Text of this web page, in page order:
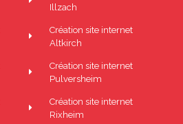
Illzach
Création site internet
Altkirch
Création site internet
Pulversheim
Création site internet
Rixheim